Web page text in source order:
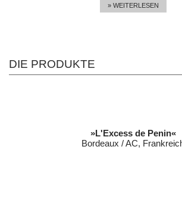
» WEITERLESEN
DIE PRODUKTE
»L'Excess de Penin«
Bordeaux / AC,